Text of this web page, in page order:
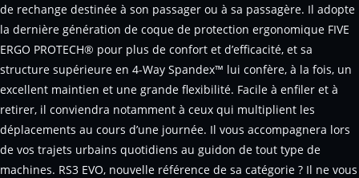
de rechange destinée à son passager ou à sa passagère. Il adopte
la dernière génération de coque de protection ergonomique FIVE
ERGO PROTECH® pour plus de confort et d’efficacité, et sa
structure supérieure en 4-Way Spandex™ lui confère, à la fois, un
excellent maintien et une grande flexibilité. Facile à enfiler et à
retirer, il conviendra notamment à ceux qui multiplient les
déplacements au cours d’une journée. Il vous accompagnera lors
de vos trajets urbains quotidiens au guidon de tout type de
machines. RS3 EVO, nouvelle référence de sa catégorie ? Il ne vous